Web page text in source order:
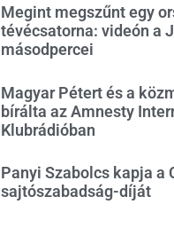
Megint megszűnt egy
tévécsatorna: videón a
másodpercei
Magyar Pétert és a
bírálta az Amnesty
Klubrádióban
Panyi Szabolcs kapja a
sajtószabadság-díját